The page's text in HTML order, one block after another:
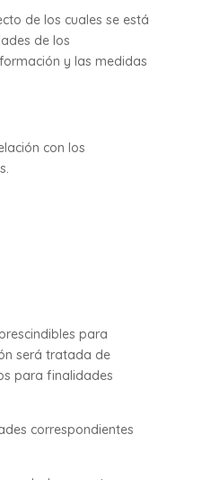
de los cuales se está
de los
y las medidas
con los
para
será tratada de
para finalidades
correspondientes